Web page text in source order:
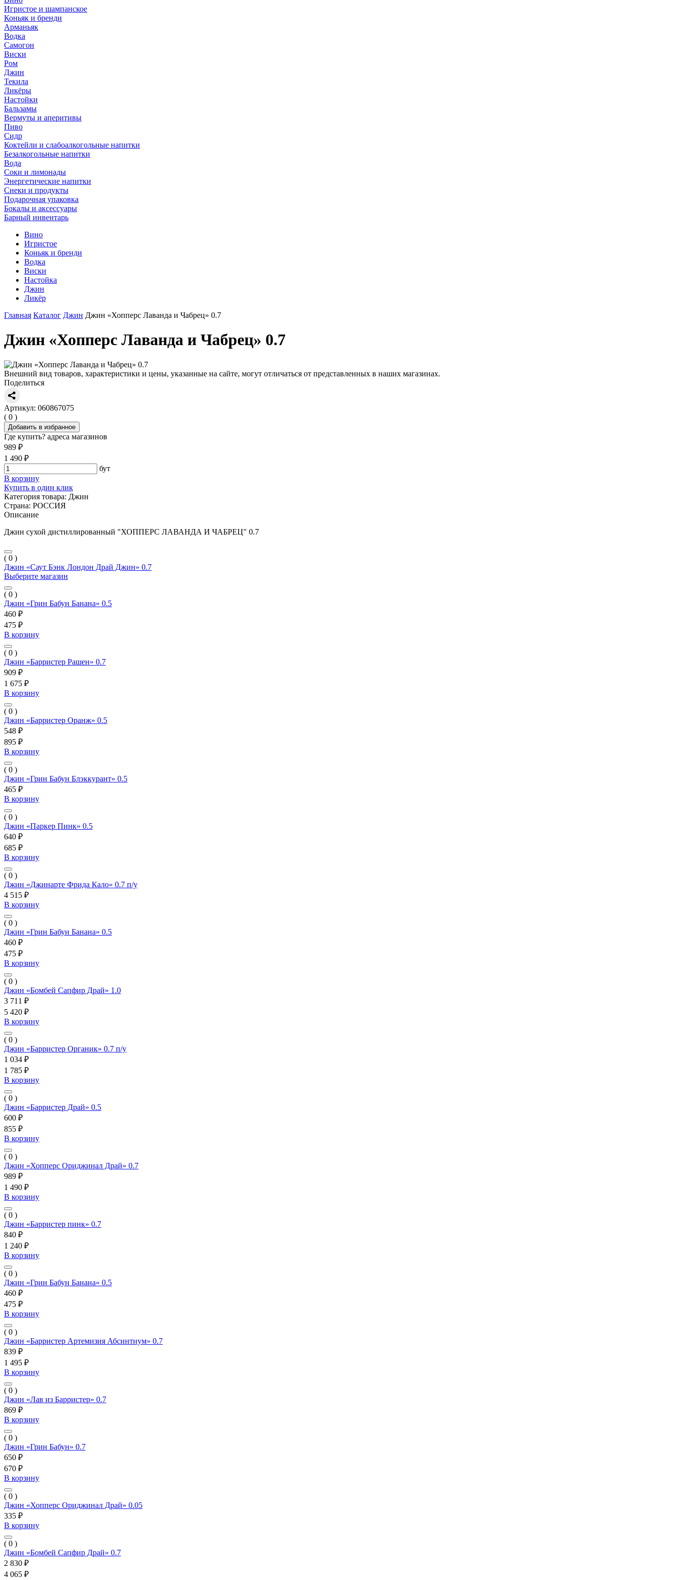
Игристое и шампанское
Коньяк и бренди
Арманьяк
Водка
Самогон
Виски
Ром
Джин
Текила
Ликёры
Настойки
Бальзамы
Вермуты и аперитивы
Пиво
Сидр
Коктейли и слабоалкогольные напитки
Безалкогольные напитки
Вода
Соки и лимонады
Энергетические напитки
Снеки и продукты
Подарочная упаковка
Бокалы и аксессуары
Барный инвентарь
Вино
Игристое
Коньяк и бренди
Водка
Виски
Настойка
Джин
Ликёр
Главная Каталог Джин Джин «Хопперс Лаванда и Чабрец» 0.7
Джин «Хопперс Лаванда и Чабрец» 0.7
Внешний вид товаров, характеристики и цены, указанные на сайте, могут отличаться от представленных в наших магазинах.
Поделиться
Артикул: 060867075
( 0 )
Добавить в избранное
Где купить? адреса магазинов
989 ₽
1 490 ₽
бут
В корзину
Купить в один клик
Категория товара: Джин
Страна: РОССИЯ
Описание
Джин сухой дистиллированный "ХОППЕРС ЛАВАНДА И ЧАБРЕЦ" 0.7
( 0 )
Джин «Саут Бэнк Лондон Драй Джин» 0.7
Выберите магазин
( 0 )
Джин «Грин Бабун Банана» 0.5
460 ₽
475 ₽
В корзину
( 0 )
Джин «Барристер Рашен» 0.7
909 ₽
1 675 ₽
В корзину
( 0 )
Джин «Барристер Оранж» 0.5
548 ₽
895 ₽
В корзину
( 0 )
Джин «Грин Бабун Блэккурант» 0.5
465 ₽
В корзину
( 0 )
Джин «Паркер Пинк» 0.5
640 ₽
685 ₽
В корзину
( 0 )
Джин «Джинарте Фрида Кало» 0.7 п/у
4 515 ₽
В корзину
( 0 )
Джин «Грин Бабун Банана» 0.5
460 ₽
475 ₽
В корзину
( 0 )
Джин «Бомбей Сапфир Драй» 1.0
3 711 ₽
5 420 ₽
В корзину
( 0 )
Джин «Барристер Органик» 0.7 п/у
1 034 ₽
1 785 ₽
В корзину
( 0 )
Джин «Барристер Драй» 0.5
600 ₽
855 ₽
В корзину
( 0 )
Джин «Хопперс Ориджинал Драй» 0.7
989 ₽
1 490 ₽
В корзину
( 0 )
Джин «Барристер пинк» 0.7
840 ₽
1 240 ₽
В корзину
( 0 )
Джин «Грин Бабун Банана» 0.5
460 ₽
475 ₽
В корзину
( 0 )
Джин «Барристер Артемизия Абсинтиум» 0.7
839 ₽
1 495 ₽
В корзину
( 0 )
Джин «Лав из Барристер» 0.7
869 ₽
В корзину
( 0 )
Джин «Грин Бабун» 0.7
650 ₽
670 ₽
В корзину
( 0 )
Джин «Хопперс Ориджинал Драй» 0.05
335 ₽
В корзину
( 0 )
Джин «Бомбей Сапфир Драй» 0.7
2 830 ₽
4 065 ₽